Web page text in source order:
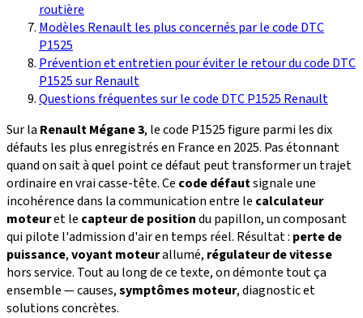
routière
Modèles Renault les plus concernés par le code DTC
P1525
Prévention et entretien pour éviter le retour du code DTC
P1525 sur Renault
Questions fréquentes sur le code DTC P1525 Renault
Sur la Renault Mégane 3, le code P1525 figure parmi les dix
défauts les plus enregistrés en France en 2025. Pas étonnant
quand on sait à quel point ce défaut peut transformer un trajet
ordinaire en vrai casse-tête. Ce code défautsignale une
incohérence dans la communication entre le calculateur
moteuret le capteur de positiondu papillon, un composant
qui pilote l'admission d'air en temps réel. Résultat : perte de
puissance,voyant moteurallumé, régulateur de vitesse
hors service. Tout au long de ce texte, on démonte tout ça
ensemble — causes,symptômes moteur, diagnostic et
solutions concrètes.